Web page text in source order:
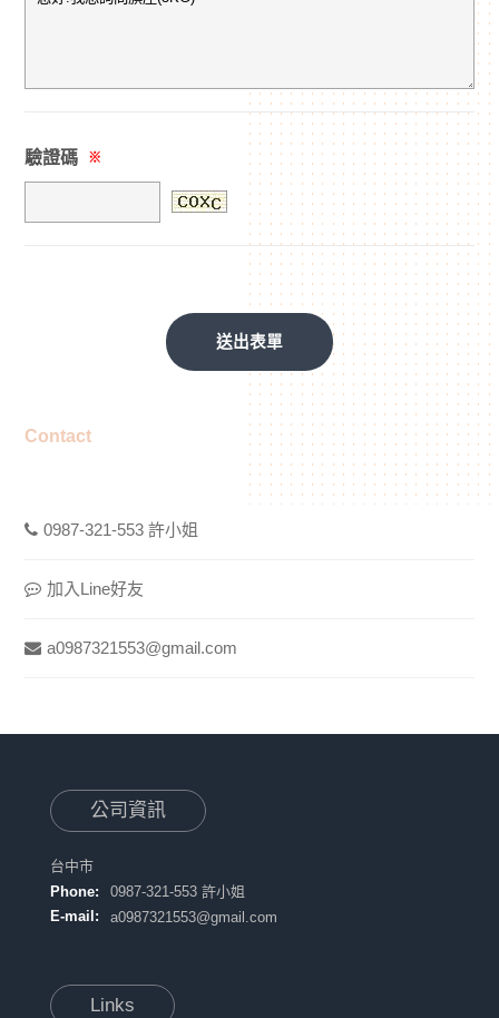
驗證碼 ※
送出表單
Contact
0987-321-553 許小姐
加入Line好友
a0987321553@gmail.com
公司資訊
台中市
Phone:
0987-321-553 許小姐
E-mail:
a0987321553@gmail.com
Links